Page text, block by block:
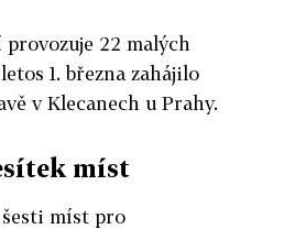
22 malých
1. března zahájilo
v Klecanech u Prahy.
míst
míst pro